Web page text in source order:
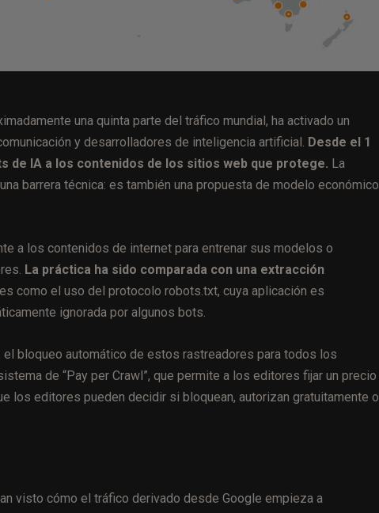
una quinta parte del tráfico mundial, ha activado un
y desarrolladores de inteligencia artificial. Desde el 1
de IA a los contenidos de los sitios web que protege. La
barrera técnica: es también una propuesta de modelo económico
a los contenidos de internet para entrenar sus modelos o
La práctica ha sido comparada con una extracción
como el uso del protocolo robots.txt, cuya aplicación es
ignorada por algunos bots.
el bloqueo automático de estos rastreadores para todos los
de “Pay per Crawl”, que permite a los editores fijar un precio
los editores pueden decidir si bloquean, autorizan gratuitamente o
visto cómo el tráfico derivado desde Google empieza a